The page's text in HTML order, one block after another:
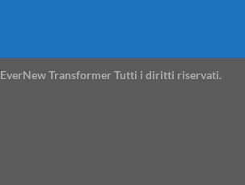
EverNew Transformer Tutti i diritti riservati.